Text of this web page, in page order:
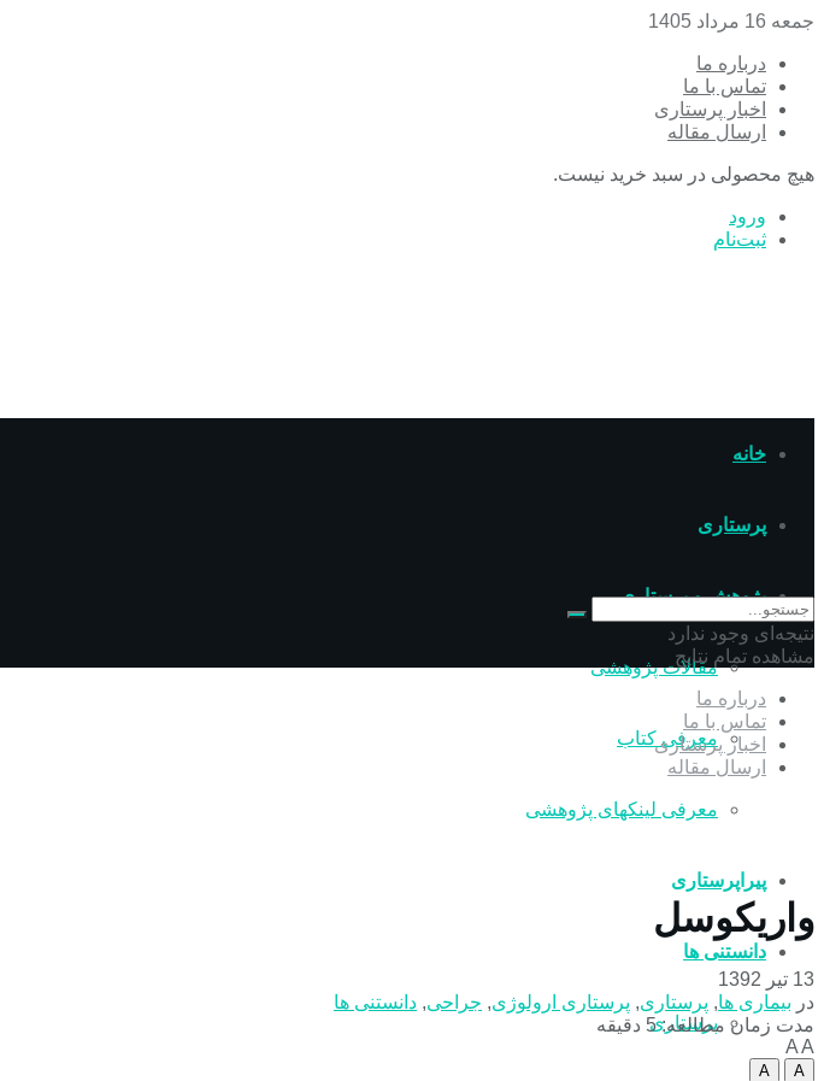
جمعه 16 مرداد 1405
درباره ما
تماس با ما
اخبار پرستاری
ارسال مقاله
هیچ محصولی در سبد خرید نیست.
ورود
ثبت‌نام
خانه
پرستاری
پژوهش و پرستاری
مقالات پژوهشی
معرفی کتاب
معرفی لینکهای پژوهشی
پیراپرستاری
دانستنی ها
پرستاری
نتیجه‌ای وجود ندارد
مشاهده تمام نتایج
درباره ما
تماس با ما
اخبار پرستاری
ارسال مقاله
واريكوسل
13 تیر 1392
در بیماری ها, پرستاری, پرستاری ارولوژی, جراحی, دانستنی ها
مدت زمان مطالعه: 5 دقیقه
AA
A
A